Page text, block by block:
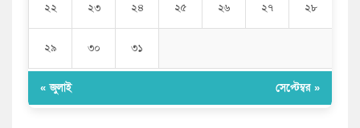
২২ ২৩ ২৪ ২৫ ২৬ ২৭ ২৮
২৯ ৩০ ৩১
« জুলাই সেপ্টেম্বর »